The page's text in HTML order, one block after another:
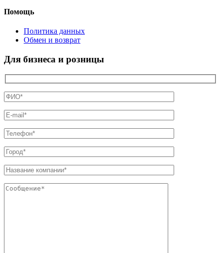
Помощь
Политика данных
Обмен и возврат
Для бизнеса и розницы